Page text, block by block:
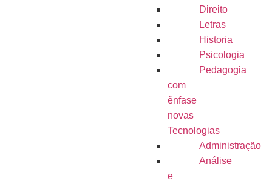
Direito
Letras
Historia
Psicologia
Pedagogia
com
ênfase
novas
Tecnologias
Administração
Análise
e